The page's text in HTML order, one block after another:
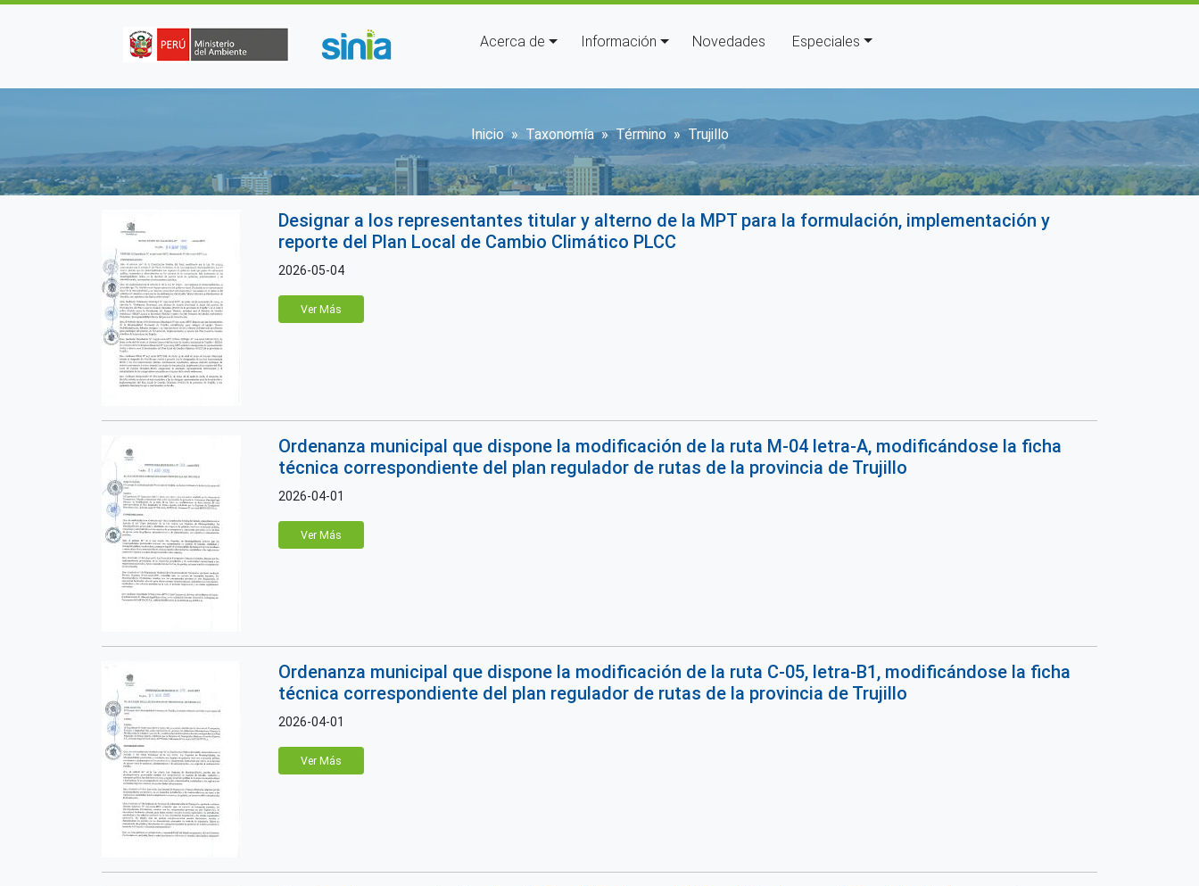
Navegación principal
Acerca de Información Novedades Especiales
Sobrescribir enlaces de ayuda a la navegación
Inicio Taxonomía Término Trujillo
Designar a los representantes titular y alterno de la MPT para la formulación, implementación y
reporte del Plan Local de Cambio Climático PLCC
2026-05-04
Ver Más
Ordenanza municipal que dispone la modificación de la ruta M-04 letra-A, modificándose la ficha
técnica correspondiente del plan regulador de rutas de la provincia de Trujillo
2026-04-01
Ver Más
Ordenanza municipal que dispone la modificación de la ruta C-05, letra-B1, modificándose la ficha
técnica correspondiente del plan regulador de rutas de la provincia de Trujillo
2026-04-01
Ver Más